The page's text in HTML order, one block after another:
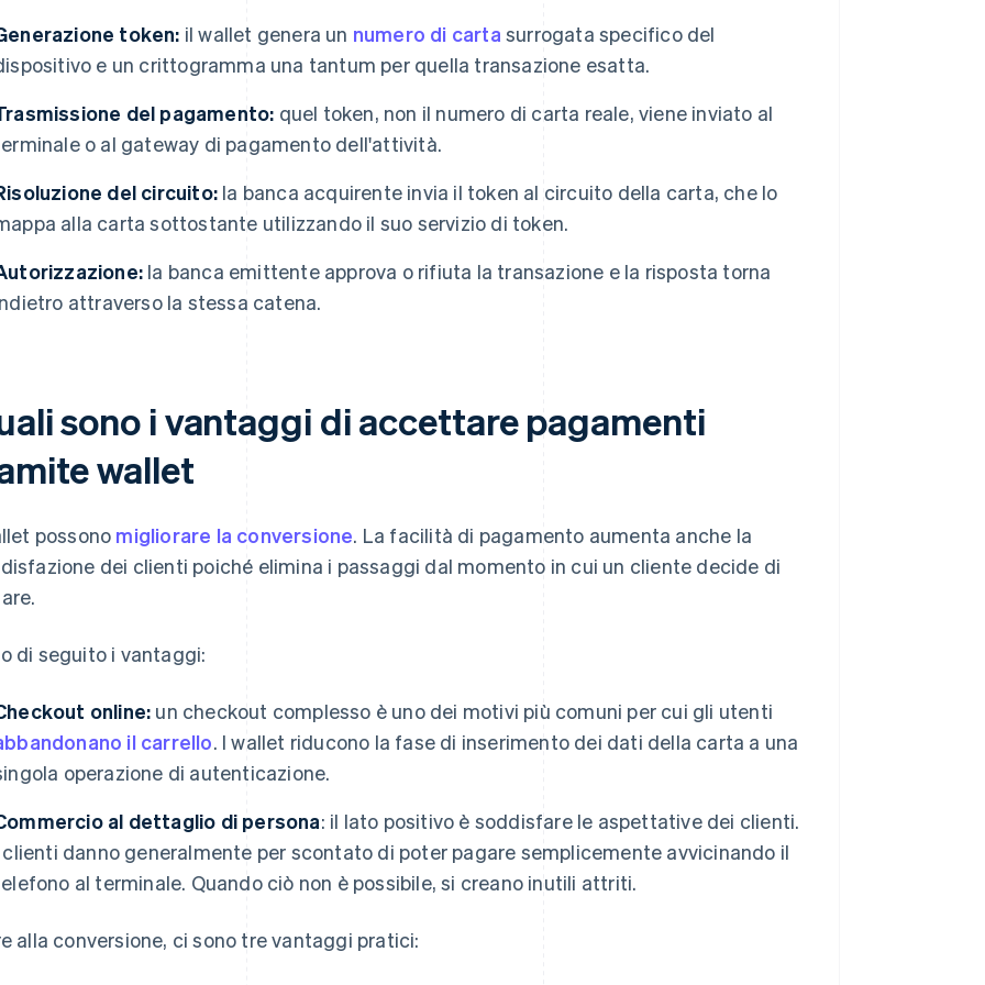
token: il wallet genera un numero di carta surrogata specifico del
e un crittogramma una tantum per quella transazione esatta.
del pagamento: quel token, non il numero di carta reale, viene inviato al
o al gateway di pagamento dell'attività.
del circuito: la banca acquirente invia il token al circuito della carta, che lo
alla carta sottostante utilizzando il suo servizio di token.
la banca emittente approva o rifiuta la transazione e la risposta torna
attraverso la stessa catena.
sono i vantaggi di accettare pagamenti
wallet
possono migliorare la conversione. La facilità di pagamento aumenta anche la
dei clienti poiché elimina i passaggi dal momento in cui un cliente decide di
di seguito i vantaggi:
online: un checkout complesso è uno dei motivi più comuni per cui gli utenti
il carrello. I wallet riducono la fase di inserimento dei dati della carta a una
operazione di autenticazione.
al dettaglio di persona: il lato positivo è soddisfare le aspettative dei clienti.
clienti danno generalmente per scontato di poter pagare semplicemente avvicinando il
al terminale. Quando ciò non è possibile, si creano inutili attriti.
alla conversione, ci sono tre vantaggi pratici: